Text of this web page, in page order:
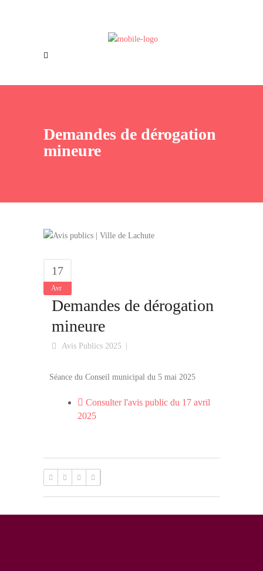
Offres d’emploi
Demandes de dérogation
mineure
17
Avr
Demandes de dérogation
mineure
Avis Publics 2025
Séance du Conseil municipal du 5 mai 2025
Consulter l'avis public du 17 avril
2025